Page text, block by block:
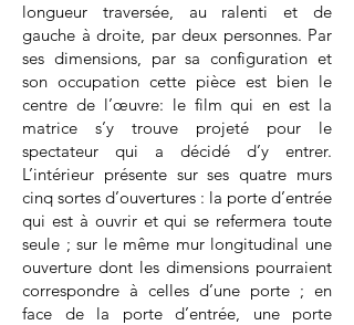
longueur traversée, au ralenti et de
gauche à droite, par deux personnes. Par
ses dimensions, par sa configuration et
son occupation cette pièce est bien le
centre de l’œuvre: le film qui en est la
matrice s’y trouve projeté pour le
spectateur qui a décidé d’y entrer.
L’intérieur présente sur ses quatre murs
cinq sortes d’ouvertures : la porte d’entrée
qui est à ouvrir et qui se refermera toute
seule ; sur le même mur longitudinal une
ouverture dont les dimensions pourraient
correspondre à celles d’une porte ; en
face de la porte d’entrée, une porte